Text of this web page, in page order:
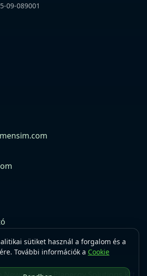
sütiket használ a forgalom és a
További információk a Cookie
09-089001